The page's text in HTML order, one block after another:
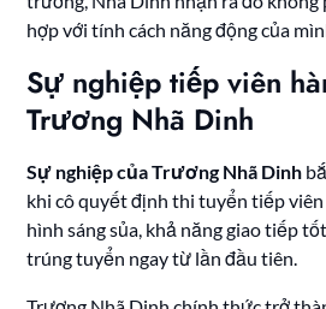
hợp với tính cách năng động của
Sự nghiệp tiếp viên
Trương Nhã Dinh
Sự nghiệp của Trương Nhã Dinh
khi cô quyết định thi tuyển tiếp
hình sáng sủa, khả năng giao tiếp
trúng tuyển ngay từ lần đầu tiên.